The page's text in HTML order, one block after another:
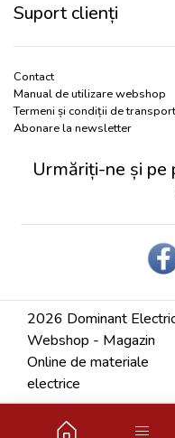
Suport clienți
Contact
Manual de utilizare webshop
Termeni și condiții de transport
Abonare la newsletter
Urmăriți-ne și pe
2026 Dominant
Webshop - Magazin
Online de materiale
electrice